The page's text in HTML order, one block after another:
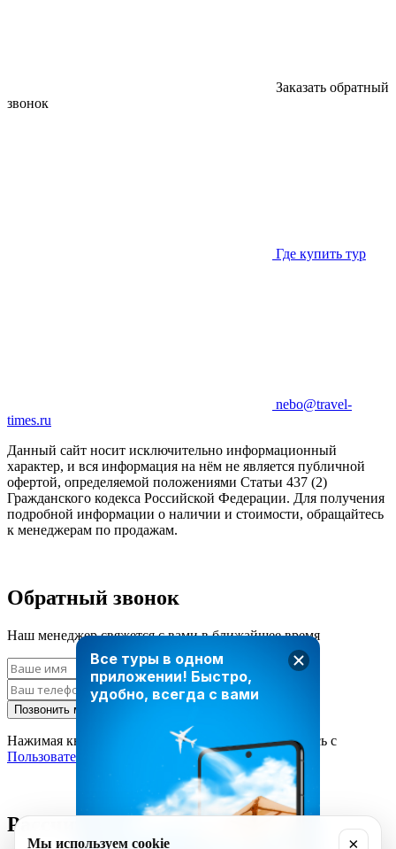
Все туры в одном
приложении! Быстро,
удобно, всегда с вами
Заказать обратный
звонок
Где купить тур
nebo@travel-
times.ru
Данный сайт носит исключительно информационный
характер, и вся информация на нём не является публичной
офертой, определяемой положениями Статьи 437 (2)
Гражданского кодекса Российской Федерации. Для получения
подробной информации о наличии и стоимости, обращайтесь
к менеджерам по продажам.
Обратный звонок
Наш менеджер свяжется с вами в ближайшее время
Позвонить мне
Нажимая кнопку «Позвонить мне», вы соглашаетесь с
Пользовательским соглашением
Рассчитать стоимость тура
Мы используем cookie ×